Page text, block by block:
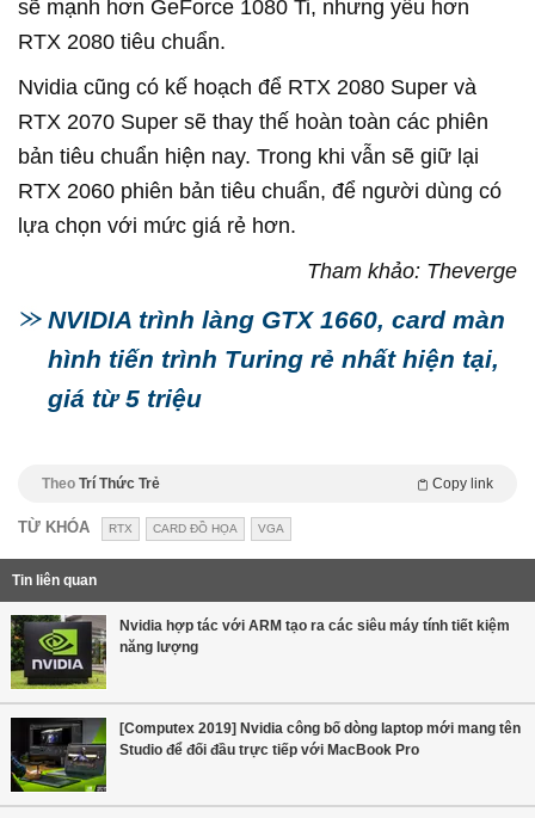
sẽ mạnh hơn GeForce 1080 Ti, nhưng yếu hơn
RTX 2080 tiêu chuẩn.
Nvidia cũng có kế hoạch để RTX 2080 Super và
RTX 2070 Super sẽ thay thế hoàn toàn các phiên
bản tiêu chuẩn hiện nay. Trong khi vẫn sẽ giữ lại
RTX 2060 phiên bản tiêu chuẩn, để người dùng có
lựa chọn với mức giá rẻ hơn.
Tham khảo: Theverge
NVIDIA trình làng GTX 1660, card màn
hình tiến trình Turing rẻ nhất hiện tại,
giá từ 5 triệu
Theo Trí Thức Trẻ Copy link
TỪ KHÓA RTX CARD ĐỒ HỌA VGA
Tin liên quan
Nvidia hợp tác với ARM tạo ra các siêu máy tính tiết kiệm
năng lượng
[Computex 2019] Nvidia công bố dòng laptop mới mang tên
Studio để đối đầu trực tiếp với MacBook Pro